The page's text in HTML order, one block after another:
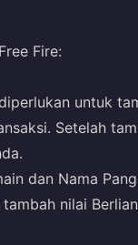
Fire:
untuk
Setelah
dan Nama
nilai